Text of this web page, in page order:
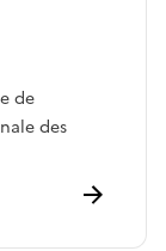
de
des